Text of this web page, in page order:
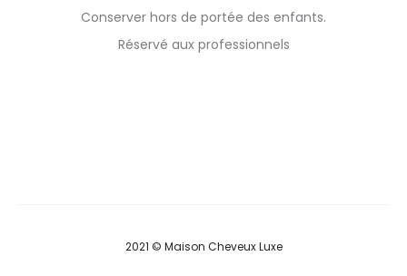
Conserver hors de portée des enfants.
Réservé aux professionnels
2021 © Maison Cheveux Luxe